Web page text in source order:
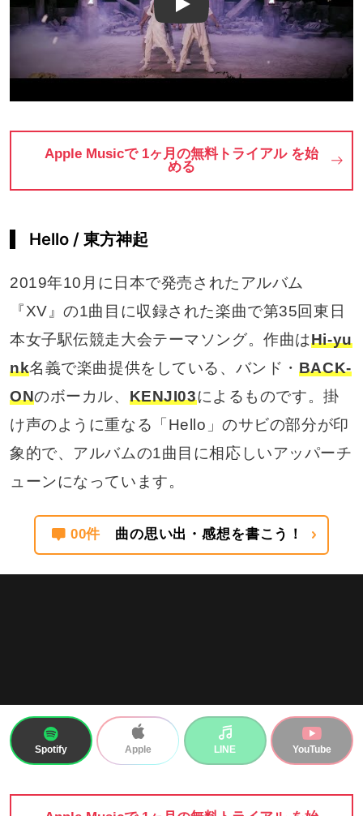
Apple Musicで 1ヶ月の無料トライアル を始
める
Hello / 東方神起
2019年10月に日本で発売されたアルバム
『XV』の1曲目に収録された楽曲で第35回東日
本女子駅伝競走大会テーマソング。作曲はHi-yu
nk名義で楽曲提供をしている、バンド・ BACK-
ONのボーカル、 KENJI03によるものです。掛
け声のように重なる「Hello」のサビの部分が印
象的で、アルバムの1曲目に相応しいアッパーチ
ューンになっています。
00件 曲の思い出・感想を書こう！
Spotify Apple LINE YouTube